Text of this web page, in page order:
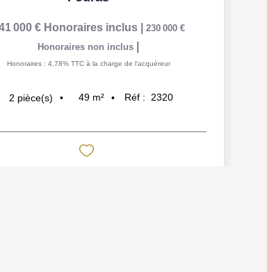
000 € Honoraires inclus
230 000 €
Honoraires non inclus
Honoraires : 4,78% TTC à la charge de l'acquéreur
2 pièce(s) 49 m² Réf : 2320